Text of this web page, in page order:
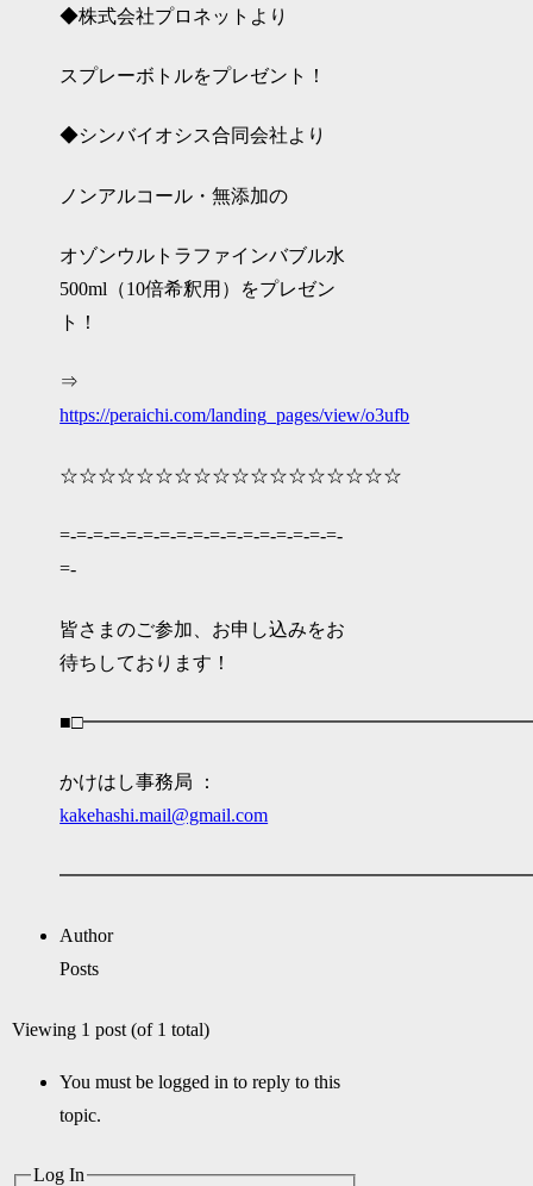
◆株式会社プロネットより
スプレーボトルをプレゼント！
◆シンバイオシス合同会社より
ノンアルコール・無添加の
オゾンウルトラファインバブル水
500ml（10倍希釈用）をプレゼン
ト！
⇒
https://peraichi.com/landing_pages/view/o3ufb
☆☆☆☆☆☆☆☆☆☆☆☆☆☆☆☆☆☆
=-=-=-=-=-=-=-=-=-=-=-=-=-=-=-=-=-
=-
皆さまのご参加、お申し込みをお
待ちしております！
かけはし事務局 ：
kakehashi.mail@gmail.com
Author
Posts
Viewing 1 post (of 1 total)
You must be logged in to reply to this
topic.
Log In